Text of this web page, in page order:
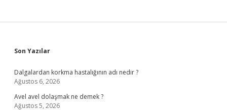
Sidebar
Son Yazılar
Dalgalardan korkma hastalığının adı nedir ?
Ağustos 6, 2026
Avel avel dolaşmak ne demek ?
Ağustos 5, 2026